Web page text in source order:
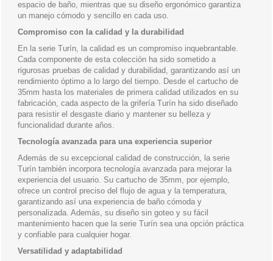
espacio de baño, mientras que su diseño ergonómico garantiza
un manejo cómodo y sencillo en cada uso.
Compromiso con la calidad y la durabilidad
En la serie Turín, la calidad es un compromiso inquebrantable.
Cada componente de esta colección ha sido sometido a
rigurosas pruebas de calidad y durabilidad, garantizando así un
rendimiento óptimo a lo largo del tiempo. Desde el cartucho de
35mm hasta los materiales de primera calidad utilizados en su
fabricación, cada aspecto de la grifería Turín ha sido diseñado
para resistir el desgaste diario y mantener su belleza y
funcionalidad durante años.
Tecnología avanzada para una experiencia superior
Además de su excepcional calidad de construcción, la serie
Turín también incorpora tecnología avanzada para mejorar la
experiencia del usuario. Su cartucho de 35mm, por ejemplo,
ofrece un control preciso del flujo de agua y la temperatura,
garantizando así una experiencia de baño cómoda y
personalizada. Además, su diseño sin goteo y su fácil
mantenimiento hacen que la serie Turín sea una opción práctica
y confiable para cualquier hogar.
Versatilidad y adaptabilidad